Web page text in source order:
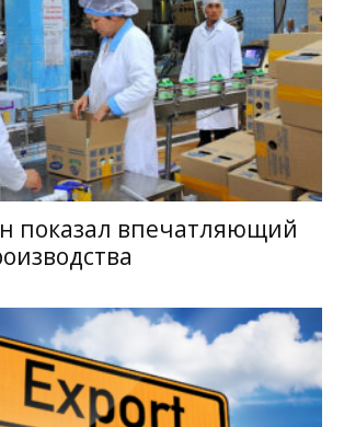
показал впечатляющий